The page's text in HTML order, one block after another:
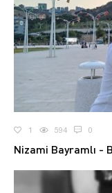
1 594 0
Nizami Bayramlı -